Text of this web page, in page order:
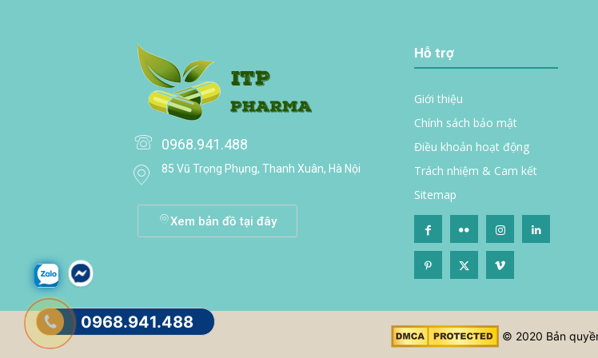
0968.941.488
85 Vũ Trọng Phụng, Thanh Xuân, Hà Nội
Xem bản đồ tại đây
Hỗ trợ
Giới thiệu
Chính sách bảo mật
Điều khoản hoạt động
Trách nhiệm & Cam kết
Sitemap
© 2020 Bản
0968.941.488